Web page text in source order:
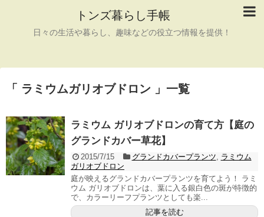
トンズ暮らし手帳
日々の生活や暮らし、趣味などの役立つ情報を提供！
「 ラミウムガリオブドロン 」一覧
ラミウム ガリオブドロンの育て方【庭の
グランドカバー草花】
2015/7/15 グランドカバープランツ
ラミウム
ガリオブドロン
庭が映えるグランドカバープランツを育てよう！ ラミ
ウム ガリオブドロンは、葉に入る銀白色の斑が特徴的
で、カラーリーフプランツとしても楽...
記事を読む